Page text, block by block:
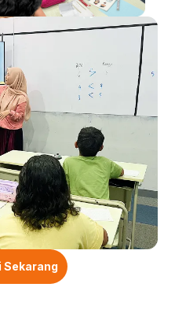
Sekarang